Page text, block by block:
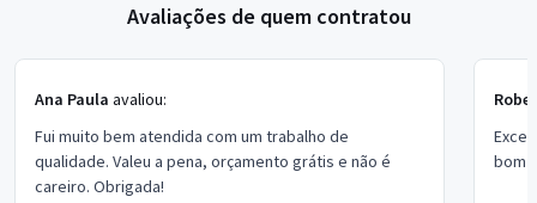
Avaliações de quem contratou
Ana Paula avaliou:
Fui muito bem atendida com um trabalho de
qualidade. Valeu a pena, orçamento grátis e não é
careiro. Obrigada!
bom